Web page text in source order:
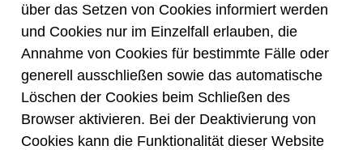
über das Setzen von Cookies informiert werden
und Cookies nur im Einzelfall erlauben, die
Annahme von Cookies für bestimmte Fälle oder
generell ausschließen sowie das automatische
Löschen der Cookies beim Schließen des
Browser aktivieren. Bei der Deaktivierung von
Cookies kann die Funktionalität dieser Website